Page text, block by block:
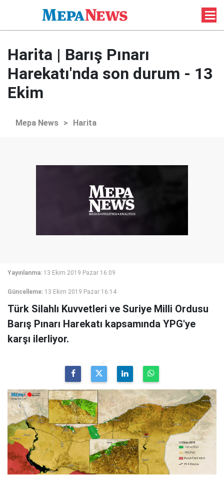
Harita | Barış Pınarı
Harekatı'nda son durum - 13
Ekim
Mepa News > Harita
Yayınlanma: 13 Ekim 2019 Pazar 16:09
Güncelleme: 13 Ekim 2019 Pazar 16:14
Türk Silahlı Kuvvetleri ve Suriye Milli Ordusu
Barış Pınarı Harekatı kapsamında YPG'ye
karşı ilerliyor.